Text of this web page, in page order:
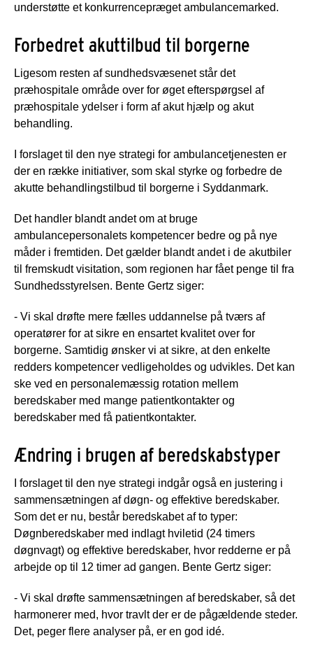
understøtte et konkurrencepræget ambulancemarked.
Forbedret akuttilbud til borgerne
Ligesom resten af sundhedsvæsenet står det
præhospitale område over for øget efterspørgsel af
præhospitale ydelser i form af akut hjælp og akut
behandling.
I forslaget til den nye strategi for ambulancetjenesten er
der en række initiativer, som skal styrke og forbedre de
akutte behandlingstilbud til borgerne i Syddanmark.
Det handler blandt andet om at bruge
ambulancepersonalets kompetencer bedre og på nye
måder i fremtiden. Det gælder blandt andet i de akutbiler
til fremskudt visitation, som regionen har fået penge til fra
Sundhedsstyrelsen. Bente Gertz siger:
- Vi skal drøfte mere fælles uddannelse på tværs af
operatører for at sikre en ensartet kvalitet over for
borgerne. Samtidig ønsker vi at sikre, at den enkelte
redders kompetencer vedligeholdes og udvikles. Det kan
ske ved en personalemæssig rotation mellem
beredskaber med mange patientkontakter og
beredskaber med få patientkontakter.
Ændring i brugen af beredskabstyper
I forslaget til den nye strategi indgår også en justering i
sammensætningen af døgn- og effektive beredskaber.
Som det er nu, består beredskabet af to typer:
Døgnberedskaber med indlagt hviletid (24 timers
døgnvagt) og effektive beredskaber, hvor redderne er på
arbejde op til 12 timer ad gangen. Bente Gertz siger:
- Vi skal drøfte sammensætningen af beredskaber, så det
harmonerer med, hvor travlt der er de pågældende steder.
Det, peger flere analyser på, er en god idé.